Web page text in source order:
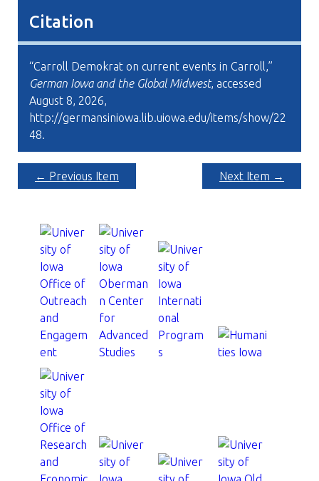
Citation
“Carroll Demokrat on current events in Carroll,”
German Iowa and the Global Midwest, accessed
August 8, 2026,
http://germansiniowa.lib.uiowa.edu/items/show/22
48.
← Previous Item Next Item →